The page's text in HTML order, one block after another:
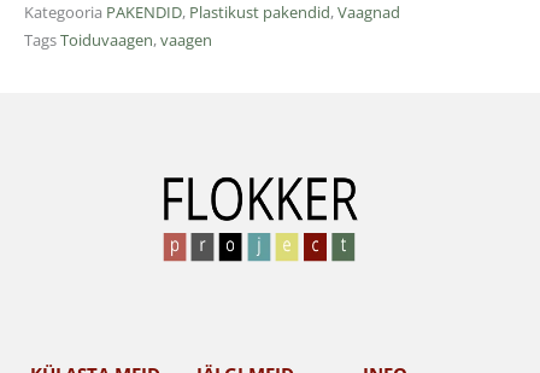
Kategooria PAKENDID, Plastikust pakendid,Vaagnad
TagsToiduvaagen,vaagen